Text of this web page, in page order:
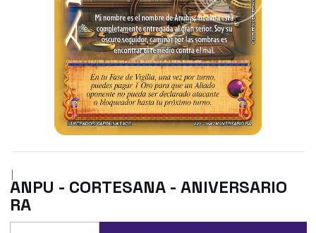
|
ANPU - CORTESANA - ANIVERSARIO
RA